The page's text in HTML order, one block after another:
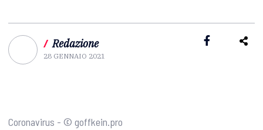
/ Redazione
28 GENNAIO 2021
Coronavirus - © goffkein.pro